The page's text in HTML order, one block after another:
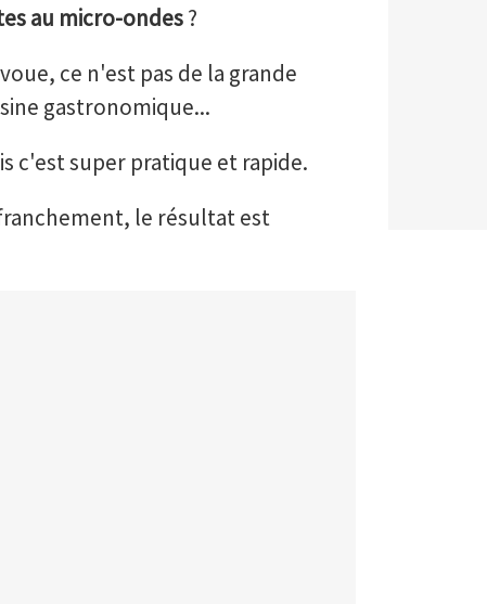
au micro-ondes?
ce n'est pas de la grande
gastronomique...
c'est super pratique et rapide.
le résultat est